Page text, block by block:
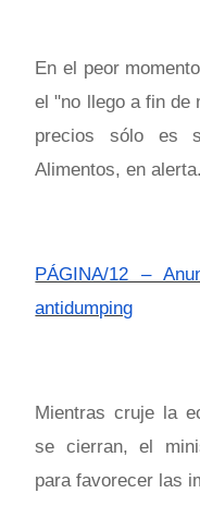
En el peor
el "no llego a fin de
precios sólo es
Alimentos, en alerta.
PÁGINA/12 –
antidumping
Mientras cruje la
se cierran, el
para favorecer las